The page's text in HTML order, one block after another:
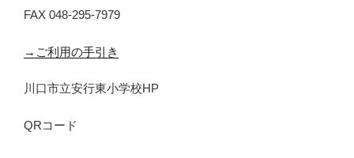
FAX 048-295-7979
→ご利用の手引き
川口市立安行東小学校HP
QRコード